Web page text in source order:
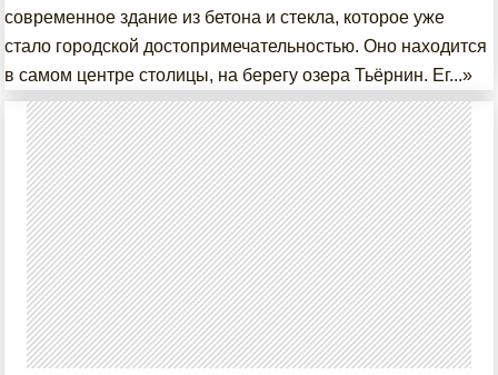
современное здание из бетона и стекла, которое уже
стало городской достопримечательностью. Оно находится
в самом центре столицы, на берегу озера Тьёрнин. Ег...»